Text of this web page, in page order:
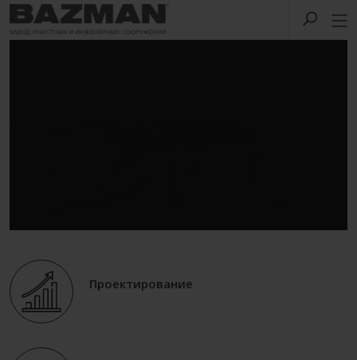
Проектирование